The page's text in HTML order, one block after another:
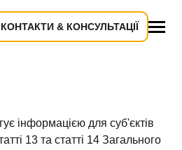
КОНТАКТИ & КОНСУЛЬТАЦІЇ
інформацією для суб'єктів
13 та статті 14 Загального